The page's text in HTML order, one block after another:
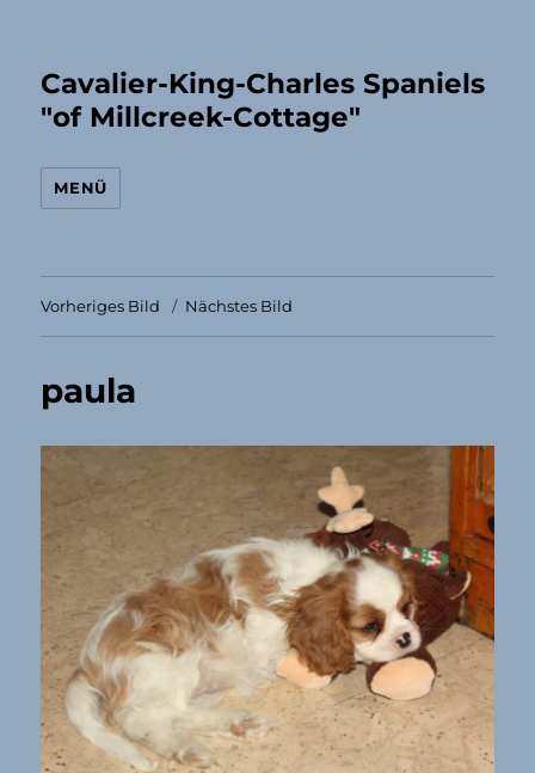
Cavalier-King-Charles Spaniels
"of Millcreek-Cottage"
MENÜ
Vorheriges Bild Nächstes Bild
paula